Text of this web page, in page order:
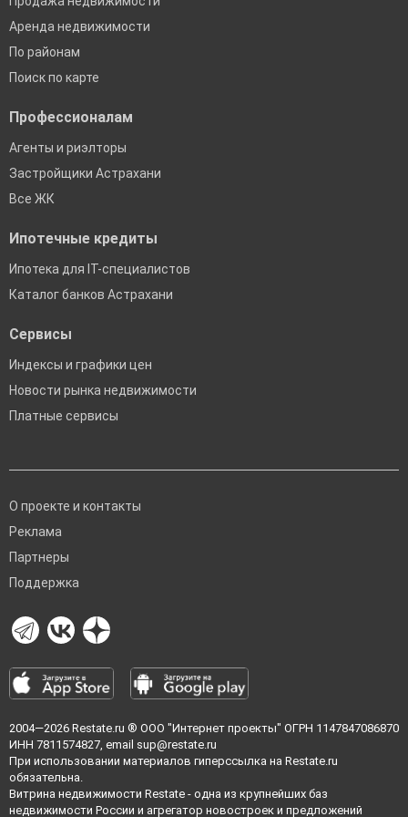
Аренда недвижимости
По районам
Поиск по карте
Профессионалам
Агенты и риэлторы
Застройщики Астрахани
Все ЖК
Ипотечные кредиты
Ипотека для IT-специалистов
Каталог банков Астрахани
Сервисы
Индексы и графики цен
Новости рынка недвижимости
Платные сервисы
О проекте и контакты
Реклама
Партнеры
Поддержка
2004—2026 Restate.ru ® ООО "Интернет проекты" ОГРН 1147847086870
ИНН 7811574827, email sup@restate.ru
При использовании материалов гиперссылка на Restate.ru
обязательна.
Витрина недвижимости Restate - одна из крупнейших баз
недвижимости России и агрегатор новостроек и предложений